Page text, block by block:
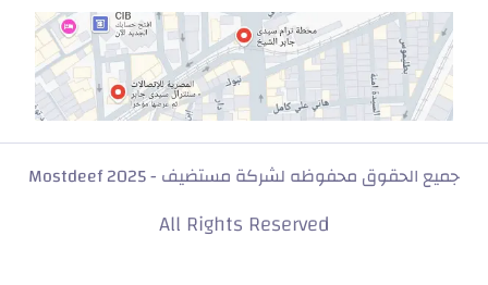
جميع الحقوق محفوظه لشركة مستضيف - Mostdeef 2025
All Rights Reserved